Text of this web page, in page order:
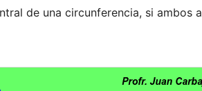
de una circunferencia, si ambos